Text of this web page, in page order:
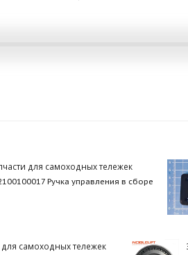
для самоходных тележек
Ручка управления в сборе
для самоходных тележек